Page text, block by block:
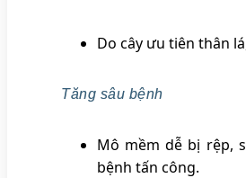
Do cây ưu tiên thân
Tăng sâu bệnh
Mô mềm dễ bị rệp,
bệnh tấn công.